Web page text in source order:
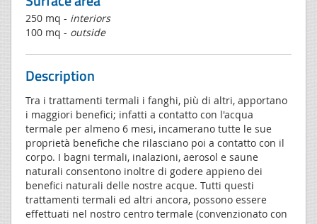
250 mq - interiors
100 mq - outside
Description
Tra i trattamenti termali i fanghi, più di altri, apportano
i maggiori benefici; infatti a contatto con l'acqua
termale per almeno 6 mesi, incamerano tutte le sue
proprietà benefiche che rilasciano poi a contatto con il
corpo. I bagni termali, inalazioni, aerosol e saune
naturali consentono inoltre di godere appieno dei
benefici naturali delle nostre acque. Tutti questi
trattamenti termali ed altri ancora, possono essere
effettuati nel nostro centro termale (convenzionato con